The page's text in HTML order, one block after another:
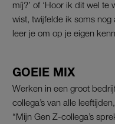
míj?’ of ‘Hoor ik dit wel te
wist, twijfelde ik soms
leer je om op je eigen
GOEIE MIX
Werken in een groot
collega’s van alle
“Mijn Gen Z-collega’s